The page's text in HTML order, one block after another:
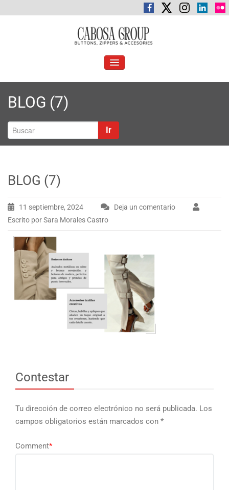
abosa Group
Botones, cremalleras y accesorios
ALTERNAR
BLOG (7)
Ir
BLOG (7)
11 septiembre, 2024
Deja un comentario
Escrito por Sara Morales Castro
Contestar
Tu dirección de correo electrónico no será publicada. Los
campos obligatorios están marcados con *
Comment*